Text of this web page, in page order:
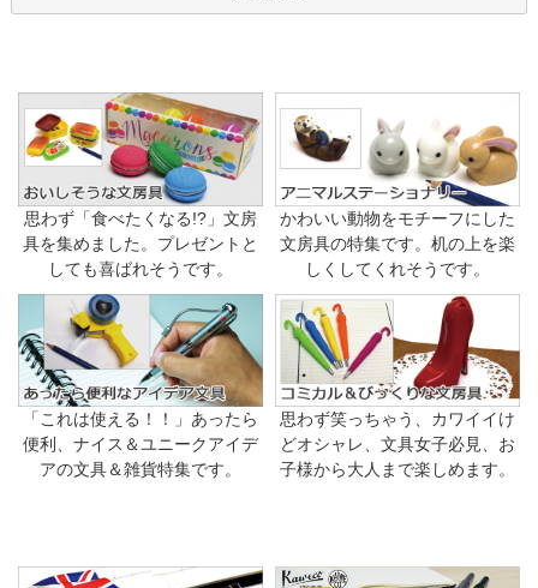
思わず「食べたくなる!?」文房
具を集めました。プレゼントと
しても喜ばれそうです。
かわいい動物をモチーフにした
文房具の特集です。机の上を楽
しくしてくれそうです。
「これは使える！！」あったら
便利、ナイス＆ユニークアイデ
アの文具＆雑貨特集です。
思わず笑っちゃう、カワイイけ
どオシャレ、文具女子必見、お
子様から大人まで楽しめます。